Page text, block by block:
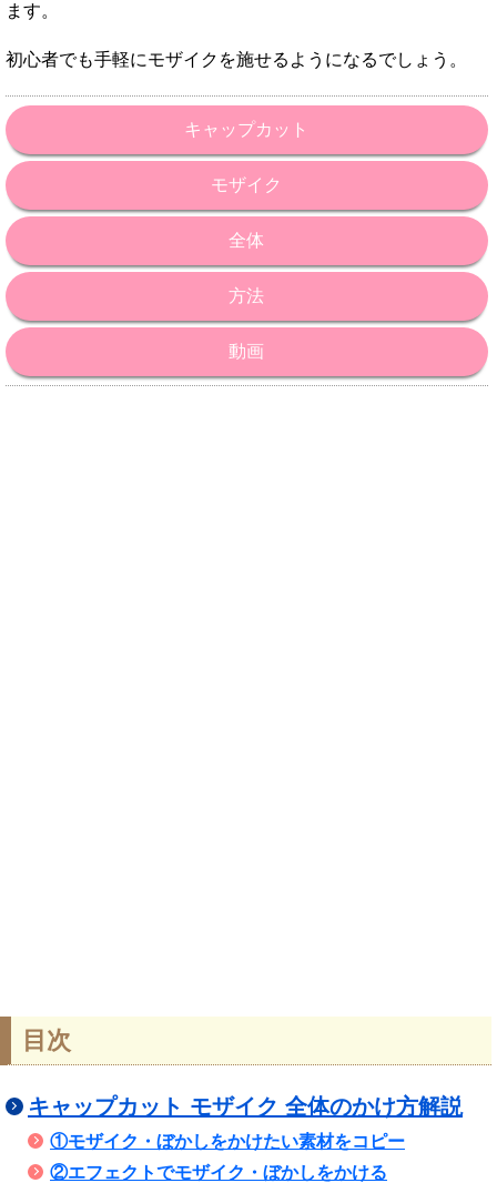
ます。
初心者でも手軽にモザイクを施せるようになるでしょう。
キャップカット
モザイク
全体
方法
動画
目次
キャップカット モザイク 全体のかけ方解説
①モザイク・ぼかしをかけたい素材をコピー
②エフェクトでモザイク・ぼかしをかける